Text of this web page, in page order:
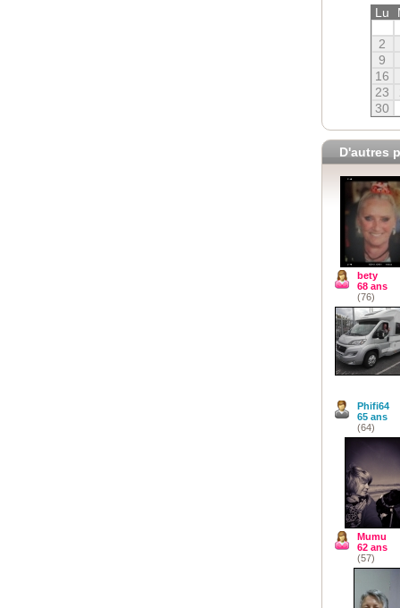
Lu
2
9
16
23
30
D'autres
bety
68 ans
(76)
Phifi64
65 ans
(64)
Mumu
62 ans
(57)